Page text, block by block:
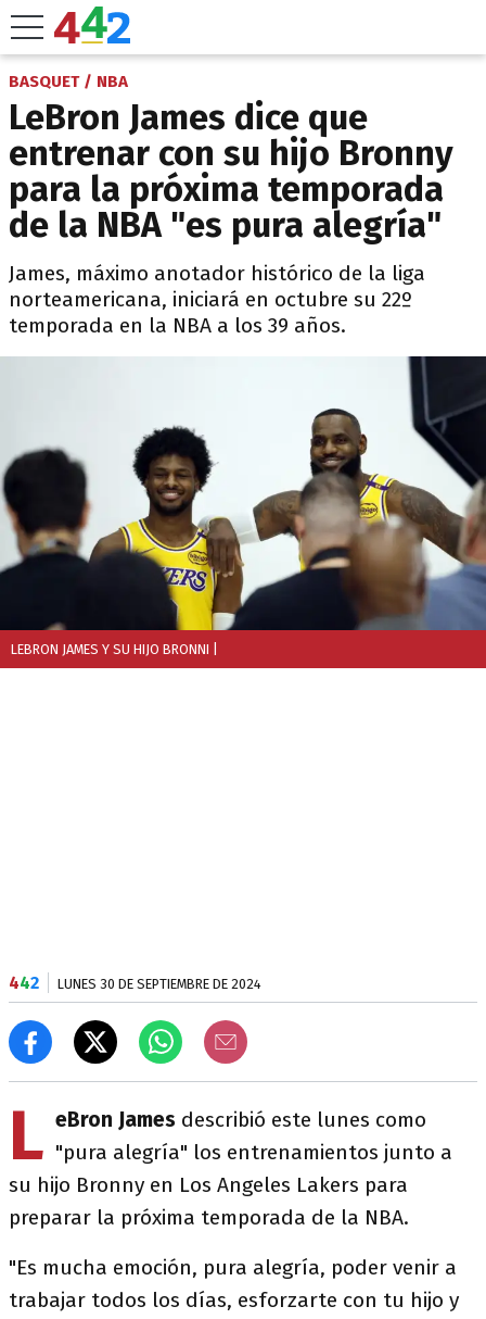
BASQUET / NBA
LeBron James dice que
entrenar con su hijo Bronny
para la próxima temporada
de la NBA "es pura alegría"
James, máximo anotador histórico de la liga
norteamericana, iniciará en octubre su 22º
temporada en la NBA a los 39 años.
LEBRON JAMES Y SU HIJO BRONNI
442 LUNES 30 DE SEPTIEMBRE DE 2024
L eBron James describió este lunes como
"pura alegría" los entrenamientos junto a
su hijo Bronny en Los Angeles Lakers para
preparar la próxima temporada de la NBA.
"Es mucha emoción, pura alegría, poder venir a
trabajar todos los días, esforzarte con tu hijo y